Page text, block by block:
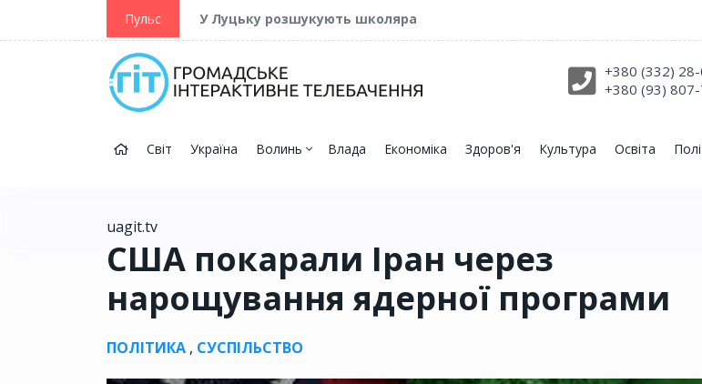
Пульс У Луцьку розшукують школяра
+380 (332)
+380 (93)
Світ Україна Волинь Влада Економіка Здоров'я Культура Освіта
uagit.tv
США покарали Іран через
нарощування ядерної програми
ПОЛІТИКА , СУСПІЛЬСТВО